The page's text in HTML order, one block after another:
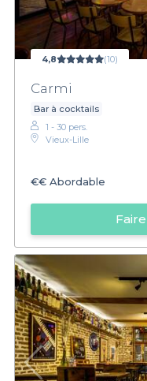
4,8 (10)
Carmi
Bar à cocktails
1 - 30 pers.
Vieux-Lille
€€ Abordable